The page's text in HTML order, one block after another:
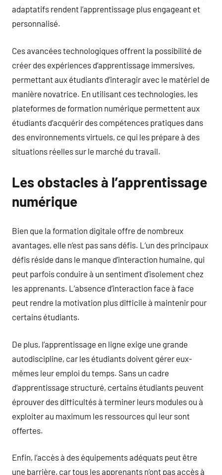
adaptatifs rendent l’apprentissage plus engageant et
personnalisé.
Ces avancées technologiques offrent la possibilité de
créer des expériences d’apprentissage immersives,
permettant aux étudiants d’interagir avec le matériel de
manière novatrice. En utilisant ces technologies, les
plateformes de formation numérique permettent aux
étudiants d’acquérir des compétences pratiques dans
des environnements virtuels, ce qui les prépare à des
situations réelles sur le marché du travail.
Les obstacles à l’apprentissage
numérique
Bien que la formation digitale offre de nombreux
avantages, elle n’est pas sans défis. L’un des principaux
défis réside dans le manque d’interaction humaine, qui
peut parfois conduire à un sentiment d’isolement chez
les apprenants. L’absence d’interaction face à face
peut rendre la motivation plus difficile à maintenir pour
certains étudiants.
De plus, l’apprentissage en ligne exige une grande
autodiscipline, car les étudiants doivent gérer eux-
mêmes leur emploi du temps. Sans un cadre
d’apprentissage structuré, certains étudiants peuvent
éprouver des difficultés à terminer leurs modules ou à
exploiter au maximum les ressources qui leur sont
offertes.
Enfin, l’accès à des équipements adéquats peut être
une barrière, car tous les apprenants n’ont pas accès à